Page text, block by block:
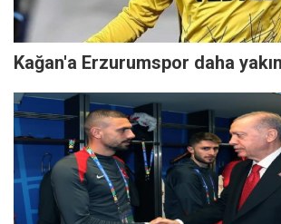
Kağan'a Erzurumspor daha yakın